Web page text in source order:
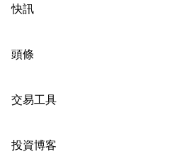
快訊
頭條
交易工具
投資博客